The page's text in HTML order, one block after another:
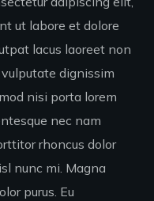
ut labore et dolore
lacus laoreet non
dignissim
nisi porta lorem
nec nam
rhoncus dolor
nunc mi. Magna
purus. Eu